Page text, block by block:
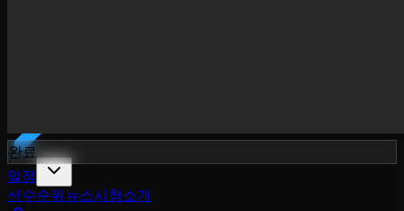
일정
선수순위 뉴스시청소개
완료